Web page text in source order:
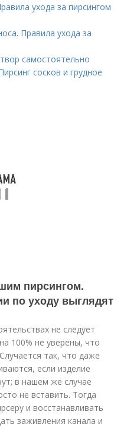
ухода за пирсингом
Правила ухода за
самостоятельно
сосков и грудное
пирсингом.
по уходу выглядят
не следует
100% не уверены, что
так, что даже
если изделие
в нашем же случае
не вставить. Тогда
и восстанавливать
заживления канала и